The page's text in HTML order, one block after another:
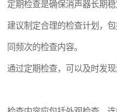
定期检查是确保消声器长期稳
建议制定合理的检查计划，
同频次的检查内容。
通过定期检查，可以及时发